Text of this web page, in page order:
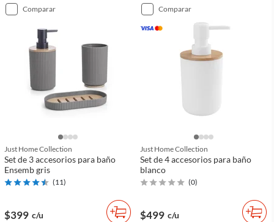
comparar
Just Home Collection
Set de 3 accesorios para baño
Ensemb gris
(11)
$399 c/u
comparar
Just Home Collection
Set de 4 accesorios para baño
blanco
(0)
$499 c/u